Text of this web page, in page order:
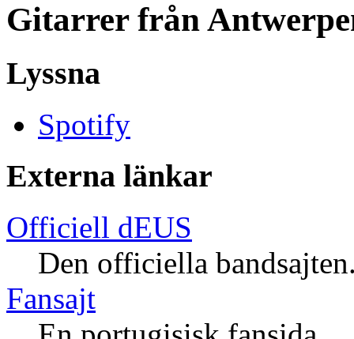
Gitarrer från
Lyssna
Spotify
Externa länkar
Officiell dEUS
Den officiella
Fansajt